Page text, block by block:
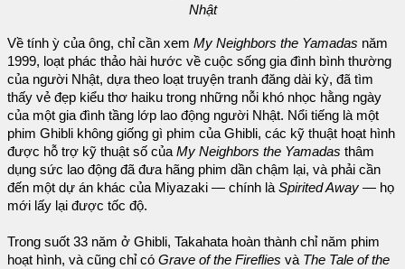
Nhật
Về tính ỳ của ông, chỉ cần xem My Neighbors the Yamadas năm
1999, loạt phác thảo hài hước về cuộc sống gia đình bình thường
của người Nhật, dựa theo loạt truyện tranh đăng dài kỳ, đã tìm
thấy vẻ đẹp kiểu thơ haiku trong những nỗi khó nhọc hằng ngày
của một gia đình tầng lớp lao động người Nhật. Nổi tiếng là một
phim Ghibli không giống gì phim của Ghibli, các kỹ thuật hoạt hình
được hỗ trợ kỹ thuật số của My Neighbors the Yamadas thâm
dụng sức lao động đã đưa hãng phim dần chậm lại, và phải cần
đến một dự án khác của Miyazaki — chính là Spirited Away — họ
mới lấy lại được tốc độ.
Trong suốt 33 năm ở Ghibli, Takahata hoàn thành chỉ năm phim
hoạt hình, và cũng chỉ có Grave of the Fireflies và The Tale of the